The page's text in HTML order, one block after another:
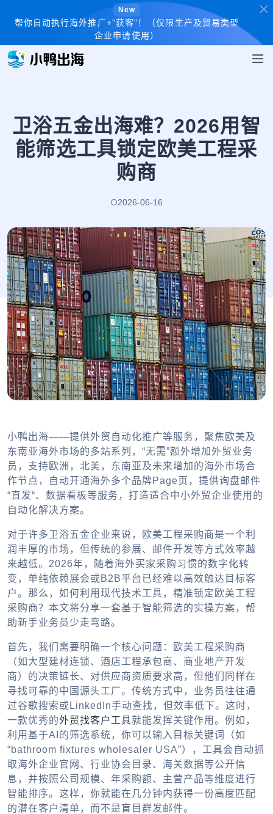
New
帮你自动执行海外推广+"获客"！（仅限生产及贸易类型
企业申请使用）
卫浴五金出海难？2026用智
能筛选工具锁定欧美工程采
购商
2026-06-16
小鸭出海——提供外贸自动化推广等服务，聚焦欧美及
东南亚海外市场的多站系列，“无需”额外增加外贸业务
员，支持欧洲，北美，东南亚及未来增加的海外市场合
作节点，自动开通海外多个品牌Page页，提供询盘邮件
“直发“、数据看板等服务，打造适合中小外贸企业使用的
自动化解决方案。
对于许多卫浴五金企业来说，欧美工程采购商是一个利
润丰厚的市场，但传统的参展、邮件开发等方式效率越
来越低。2026年，随着海外买家采购习惯的数字化转
变，单纯依赖展会或B2B平台已经难以高效触达目标客
户。那么，如何利用现代技术工具，精准锁定欧美工程
采购商？本文将分享一套基于智能筛选的实操方案，帮
助新手业务员少走弯路。
首先，我们需要明确一个核心问题：欧美工程采购商
（如大型建材连锁、酒店工程承包商、商业地产开发
商）的决策链长、对供应商资质要求高，但他们同样在
寻找可靠的中国源头工厂。传统方式中，业务员往往通
过谷歌搜索或LinkedIn手动查找，但效率低下。这时，
一款优秀的外贸找客户工具就能发挥关键作用。例如，
利用基于AI的筛选系统，你可以输入目标关键词（如
“bathroom fixtures wholesaler USA”），工具会自动抓
取海外企业官网、行业协会目录、海关数据等公开信
息，并按照公司规模、年采购额、主营产品等维度进行
智能排序。这样，你就能在几分钟内获得一份高度匹配
的潜在客户清单，而不是盲目群发邮件。